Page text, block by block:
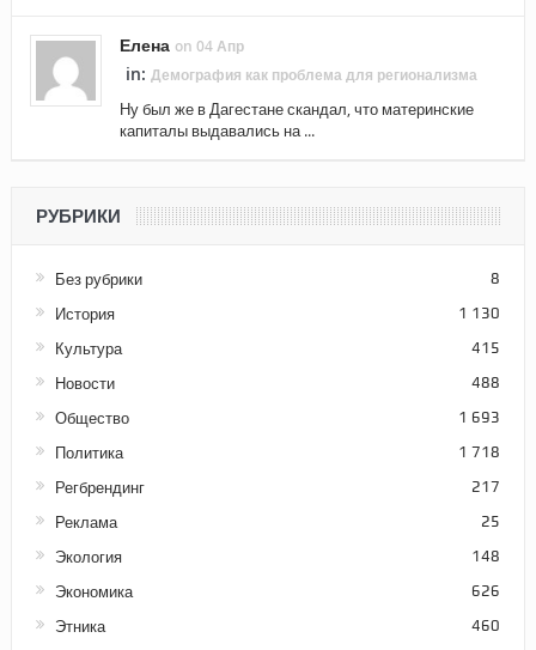
Елена on 04 Апр
in: Демография как проблема для регионализма
Ну был же в Дагестане скандал, что материнские
капиталы выдавались на ...
РУБРИКИ
Без рубрики 8
История 1 130
Культура 415
Новости 488
Общество 1 693
Политика 1 718
Регбрендинг 217
Реклама 25
Экология 148
Экономика 626
Этника 460